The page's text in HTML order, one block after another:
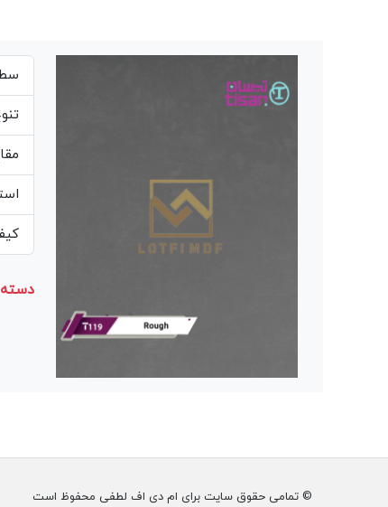
© تمامی حقوق سایت برای ام دی اف لطفی محفوظ است